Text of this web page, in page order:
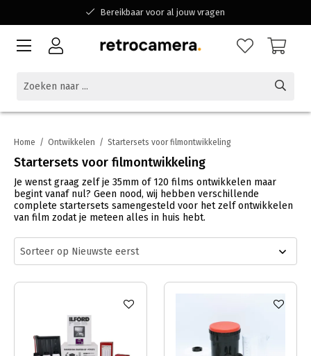
Bereikbaar voor al jouw vragen
Winkelen bij een Belgisch familiebedrijf
Home / Ontwikkelen / Startersets voor filmontwikkeling
Startersets voor filmontwikkeling
Je wenst graag zelf je 35mm of 120 films ontwikkelen maar
begint vanaf nul? Geen nood, wij hebben verschillende
complete startersets samengesteld voor het zelf ontwikkelen
van film zodat je meteen alles in huis hebt.